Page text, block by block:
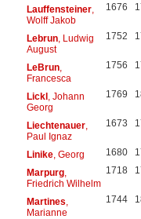
Lauffensteiner,
Wolff Jakob
1676
Lebrun, Ludwig
August
1752
LeBrun,
Francesca
1756
Lickl, Johann
Georg
1769
Liechtenauer,
Paul Ignaz
1673
Linike, Georg 1680
Marpurg,
Friedrich Wilhelm
1718
Martines
Marianne
1744